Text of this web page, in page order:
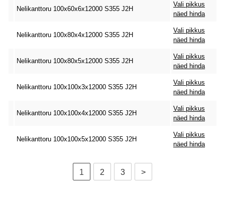
Nelikanttoru 100x60x6x12000 S355 J2H
Vali pikkus
näed hinda
Nelikanttoru 100x80x4x12000 S355 J2H
Vali pikkus
näed hinda
Nelikanttoru 100x80x5x12000 S355 J2H
Vali pikkus
näed hinda
Nelikanttoru 100x100x3x12000 S355 J2H
Vali pikkus
näed hinda
Nelikanttoru 100x100x4x12000 S355 J2H
Vali pikkus
näed hinda
Nelikanttoru 100x100x5x12000 S355 J2H
Vali pikkus
näed hinda
1 2 3 >